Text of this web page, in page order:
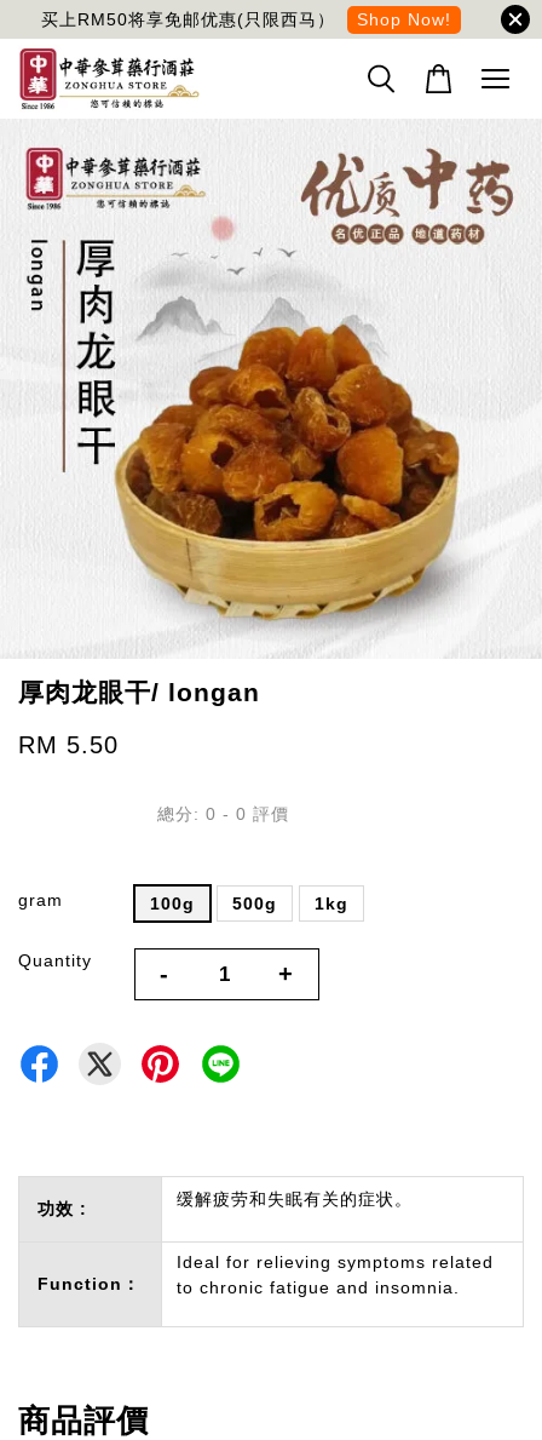
买上RM50将享免邮优惠(只限西马） Shop Now!
厚肉龙眼干/ longan
RM 5.50
總分: 0 - 0 評價
gram 100g 500g 1kg
Quantity - +
功效 : 缓解疲劳和失眠有关的症状。
Function：
Ideal for relieving symptoms related
to chronic fatigue and insomnia.
商品評價